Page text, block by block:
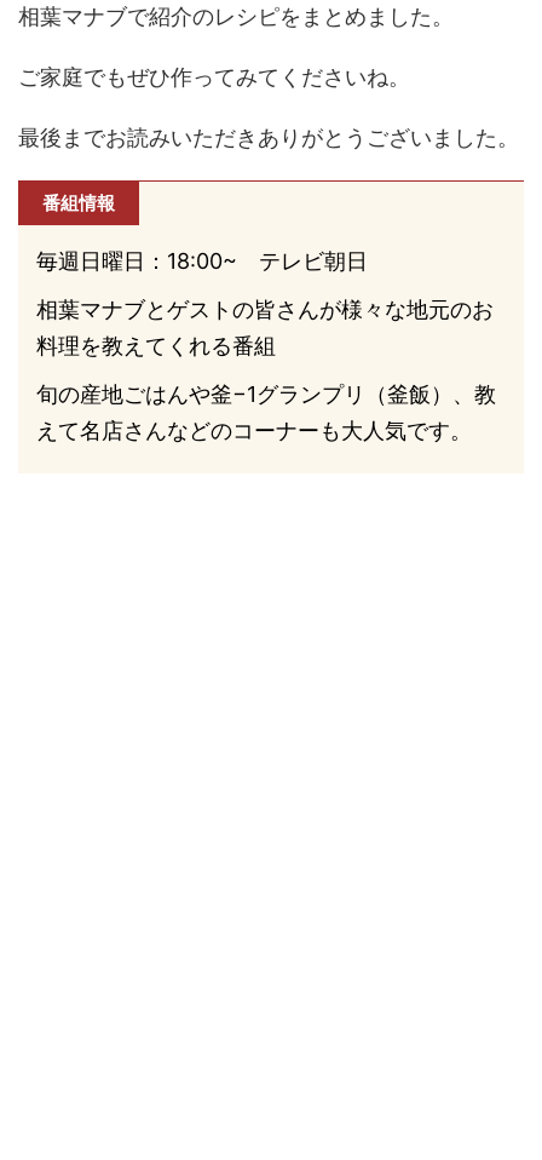
相葉マナブで紹介のレシピをまとめました。
ご家庭でもぜひ作ってみてくださいね。
最後までお読みいただきありがとうございました。
番組情報
毎週日曜日：18:00~ テレビ朝日
相葉マナブとゲストの皆さんが様々な地元のお
料理を教えてくれる番組
旬の産地ごはんや釜−1グランプリ（釜飯）、教
えて名店さんなどのコーナーも大人気です。